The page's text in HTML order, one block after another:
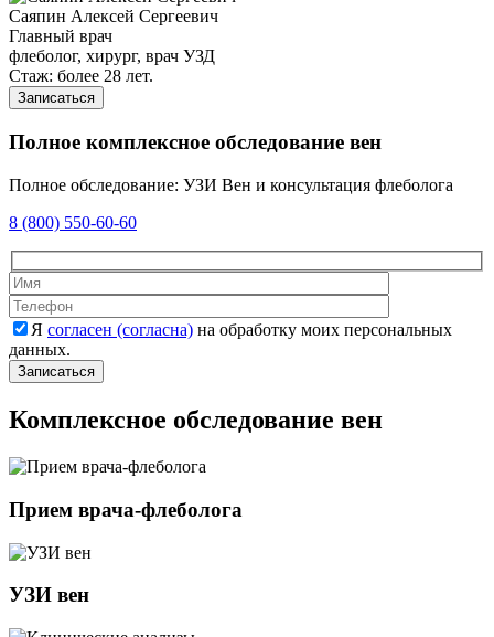
Саяпин Алексей Сергеевич
Главный врач
флеболог, хирург, врач УЗД
Стаж: более 28 лет.
Записаться
Полное комплексное обследование вен
Полное обследование: УЗИ Вен и консультация флеболога
8 (800) 550-60-60
Я согласен (согласна) на обработку моих персональных
данных.
Комплексное обследование вен
Прием врача-флеболога
УЗИ вен